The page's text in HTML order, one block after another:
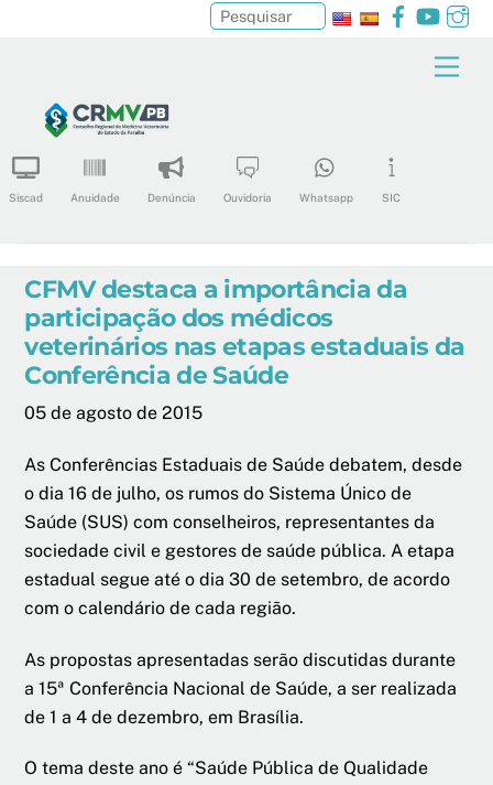
content
Facebook
Siscad Anuidade Denúncia Ouvidoria Whatsapp SIC
Pesquisar
CFMV destaca a importância da
participação dos médicos
veterinários nas etapas estaduais da
Conferência de Saúde
05 de agosto de 2015
As Conferências Estaduais de Saúde debatem, desde
o dia 16 de julho, os rumos do Sistema Único de
Saúde (SUS) com conselheiros, representantes da
sociedade civil e gestores de saúde pública. A etapa
estadual segue até o dia 30 de setembro, de acordo
com o calendário de cada região.
As propostas apresentadas serão discutidas durante
a 15ª Conferência Nacional de Saúde, a ser realizada
de 1 a 4 de dezembro, em Brasília.
O tema deste ano é “Saúde Pública de Qualidade